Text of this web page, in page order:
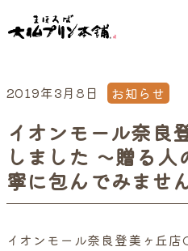
2019年3月8日 お知らせ
イオンモール奈良
しました ～贈る
寧に包んでみませ
イオンモール奈良登美ヶ丘